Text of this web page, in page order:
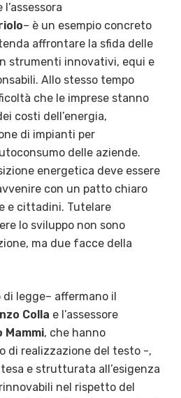
l’assessora
– è un esempio concreto
affrontare la sfida delle
strumenti innovativi, equi e
Allo stesso tempo
che le imprese stanno
costi dell’energia,
di impianti per
delle aziende.
energetica deve essere
con un patto chiaro
e cittadini. Tutelare
lo sviluppo non sono
ma due facce della
legge– affermano il
Colla e l’assessore
Mammi, che hanno
di realizzazione del testo -,
e strutturata all’esigenza
nel rispetto del